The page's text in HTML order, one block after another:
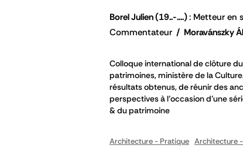
Borel Julien(19..-....) Metteur en
Commentateur
Moravánszky
Colloque international de clôture
patrimoines, ministère de la
résultats obtenus, de réunir des
perspectives à l’occasion d’une
& du patrimoine
Architecture - Pratique Architecture